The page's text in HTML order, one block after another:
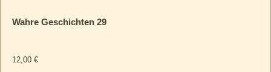
Wahre Geschichten 29
12,00 €